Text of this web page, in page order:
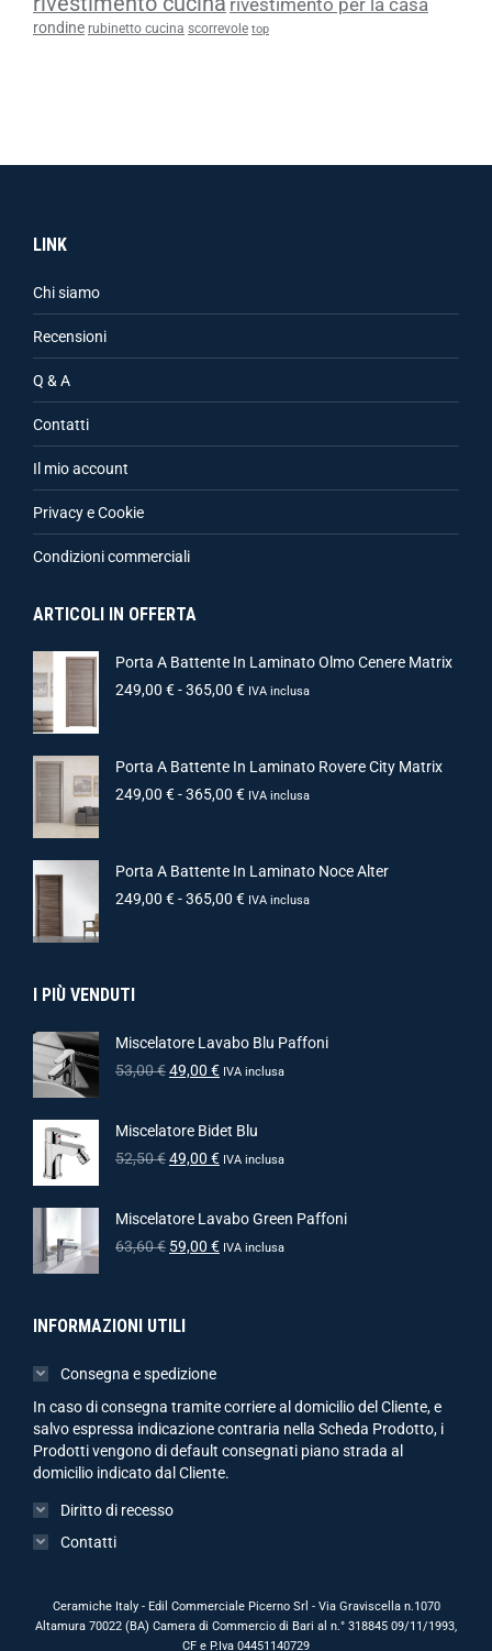
rondine rubinetto cucina scorrevole top
LINK
Chi siamo
Recensioni
Q & A
Contatti
Il mio account
Privacy e Cookie
Condizioni commerciali
ARTICOLI IN OFFERTA
Porta A Battente In Laminato Olmo Cenere Matrix
249,00 €-365,00 € IVA inclusa
Porta A Battente In Laminato Rovere City Matrix
249,00 €-365,00 € IVA inclusa
Porta A Battente In Laminato Noce Alter
249,00 €-365,00 € IVA inclusa
I PIÙ VENDUTI
Miscelatore Lavabo Blu Paffoni
53,00€49,00 € IVA inclusa
Miscelatore Bidet Blu
52,50€49,00 € IVA inclusa
Miscelatore Lavabo Green Paffoni
63,60€ 59,00 € IVA inclusa
INFORMAZIONI UTILI
Consegna e spedizione
In caso di consegna tramite corriere al domicilio del Cliente, e
salvo espressa indicazione contraria nella Scheda Prodotto, i
Prodotti vengono di default consegnati piano strada al
domicilio indicato dal Cliente.
Diritto di recesso
Contatti
Ceramiche Italy - Edil Commerciale Picerno Srl - Via Graviscella n.1070
Altamura 70022 (BA) Camera di Commercio di Bari al n.° 318845 09/11/1993,
CF e P.Iva 04451140729